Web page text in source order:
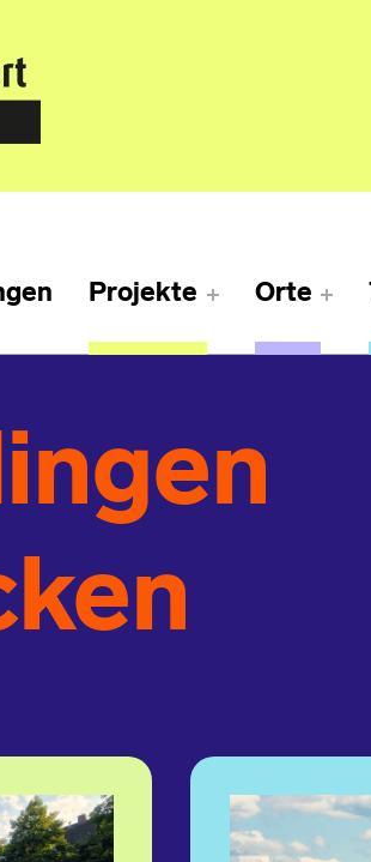
Projekte Orte